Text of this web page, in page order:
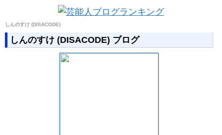
しんのすけ (DISACODE)
しんのすけ (DISACODE) ブログ